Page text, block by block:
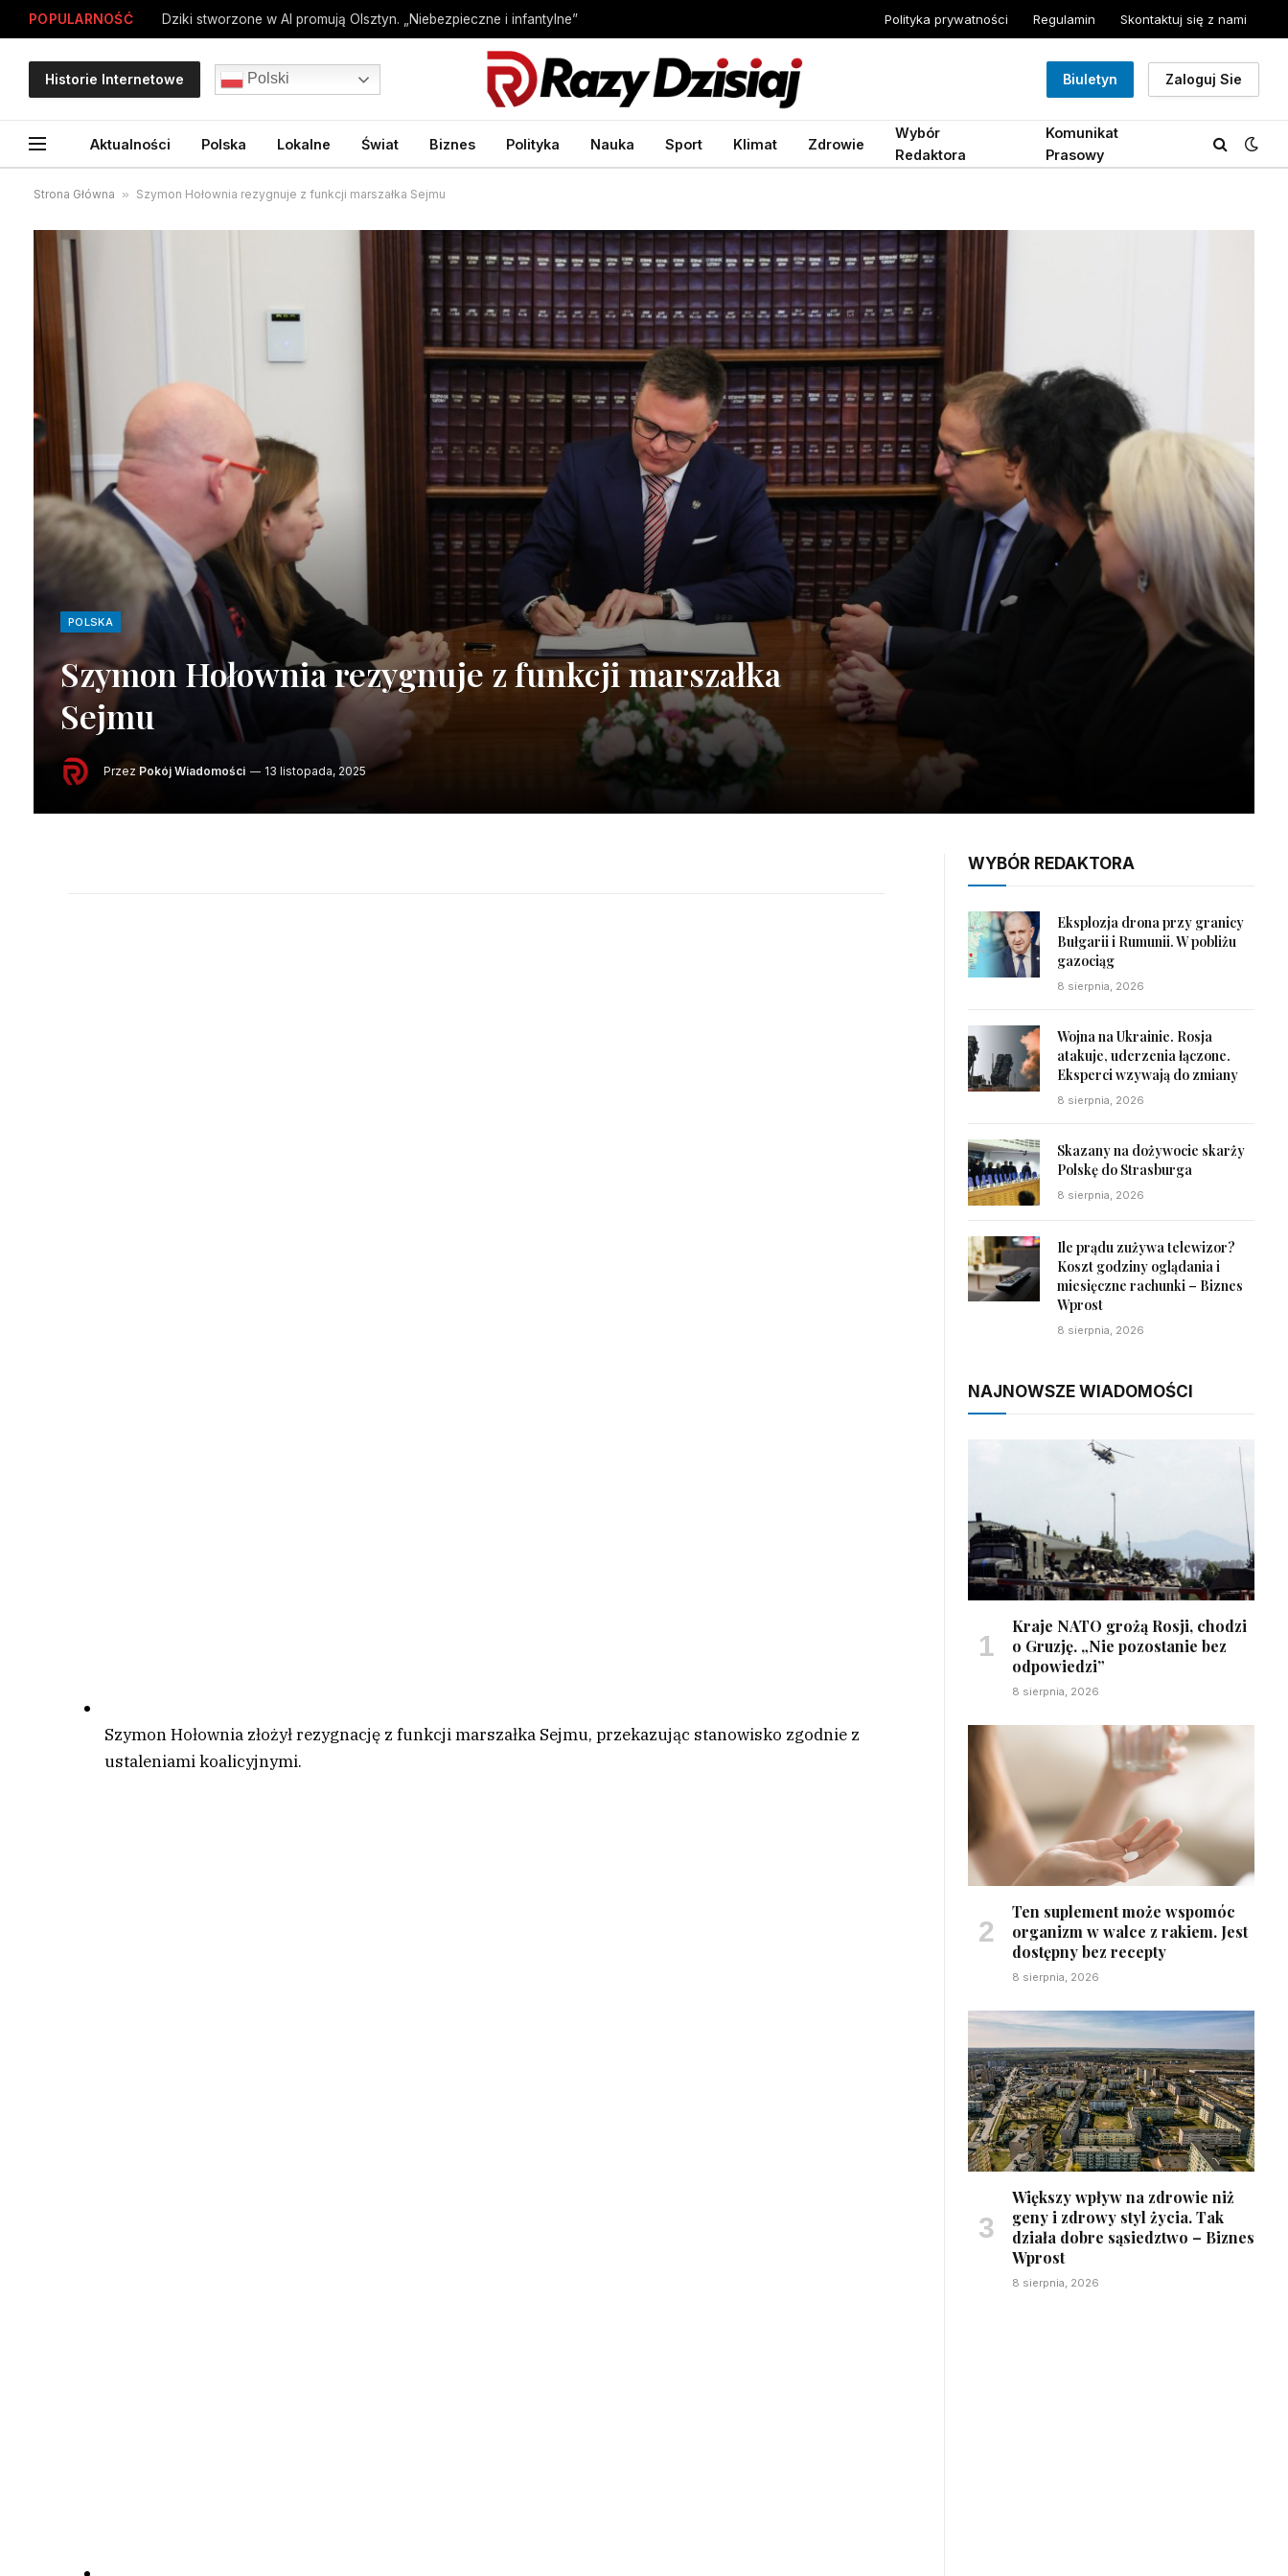
POPULARNOŚĆ Dziki stworzone w AI promują Olsztyn. „Niebezpieczne i infantylne” Polityka prywatności Regulamin Skontaktuj się z nami
Historie Internetowe Polski Biuletyn Zaloguj Sie
Aktualności Polska Lokalne Świat Biznes Polityka Nauka Sport Klimat Zdrowie
Wybór
Redaktora
Komunikat
Prasowy
Strona Główna » Szymon Hołownia rezygnuje z funkcji marszałka Sejmu
POLSKA
Szymon Hołownia rezygnuje z funkcji marszałka
Sejmu
Przez Pokój Wiadomości 13 listopada, 2025
Szymon Hołownia złożył rezygnację z funkcji marszałka Sejmu, przekazując stanowisko zgodnie z
ustaleniami koalicyjnymi.
WYBÓR REDAKTORA
Eksplozja drona przy granicy
Bułgarii i Rumunii. W pobliżu
gazociąg
8 sierpnia, 2026
Wojna na Ukrainie. Rosja
atakuje, uderzenia łączone.
Eksperci wzywają do zmiany
8 sierpnia, 2026
Skazany na dożywocie skarży
Polskę do Strasburga
8 sierpnia, 2026
Ile prądu zużywa telewizor?
Koszt godziny oglądania i
miesięczne rachunki – Biznes
Wprost
8 sierpnia, 2026
NAJNOWSZE WIADOMOŚCI
Kraje NATO grożą Rosji, chodzi
o Gruzję. „Nie pozostanie bez
odpowiedzi”
8 sierpnia, 2026
Ten suplement może wspomóc
organizm w walce z rakiem. Jest
dostępny bez recepty
8 sierpnia, 2026
Większy wpływ na zdrowie niż
geny i zdrowy styl życia. Tak
działa dobre sąsiedztwo – Biznes
Wprost
8 sierpnia, 2026